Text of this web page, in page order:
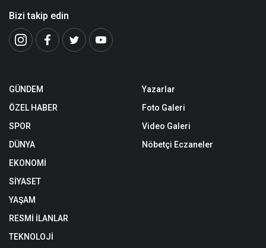
Bizi takip edin
GÜNDEM
ÖZEL HABER
SPOR
DÜNYA
EKONOMİ
SİYASET
YAŞAM
RESMİ İLANLAR
TEKNOLOJİ
Yazarlar
Foto Galeri
Video Galeri
Nöbetçi Eczaneler